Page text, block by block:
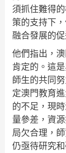
須抓住難得
策的支持下
融合發展的
他們指出，
肯定的。這
師生的共同
定澳門教育
的不足，現
量參差，資
局欠合理，
仍亟待研究